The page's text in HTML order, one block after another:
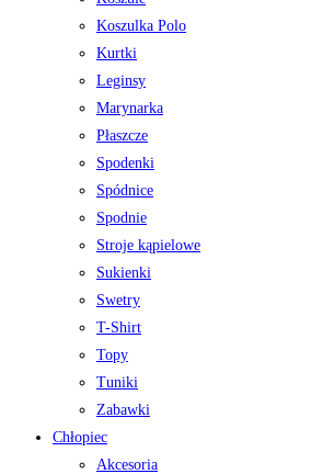
Koszulka Polo
Kurtki
Leginsy
Marynarka
Płaszcze
Spodenki
Spódnice
Spodnie
Stroje kąpielowe
Sukienki
Swetry
T-Shirt
Topy
Tuniki
Zabawki
Chłopiec
Akcesoria